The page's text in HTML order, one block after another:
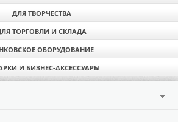
ДЛЯ ТВОРЧЕСТВА
ТОРГОВЛИ И СКЛАДА
ОБОРУДОВАНИЕ
И БИЗНЕС-АКСЕССУАРЫ